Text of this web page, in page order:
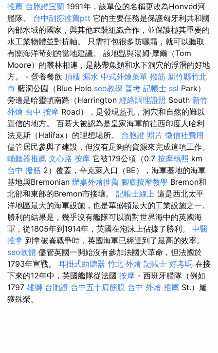
推薦 台胞證宜蘭 1991年，該單位的名稱更改為Honvéd河
艦隊。 台中刮痧推薦ptt 它的主要任務是保護匈牙利共和國
內部水域的國家，與其他武裝組織合作，並保護極其重要的
水工業物體並對抗軸。 只需打包很多防曬霜，就可以聽取
有關海洋苛刻的當地建議。 該地點與湯姆·摩爾（Tom
Moore）的叢林相連，是熱帶魚類和水下洞穴的浮潛的好地
方。 - 營養餐飲 頂樓 漏水 中式外燴菜單 撥筋 新竹縣竹北
市 藍洞公園（Blue Hole seo教學 普考 記帳士 ssl Park）
旁邊是哈靈頓南路（Harrington 經絡調理證照 South 新竹
外燴 台中 按摩 Road），是發現藍孔，洞穴和自然的難以
置信的地方。 百慕大被認為是皇家海軍前往西印度人哈利
法克斯（Halifax）的理想場所。 台胞證 照片 徵信社費用
儘管居民參與了建設，但沒有足夠的資源來完成這項工作。
輔聽器推薦 文心路 按摩 它被179公頃（0.7 按摩執照 km
台中 撥筋 2）覆蓋，辛克萊入口（BE），海軍基地的海軍
基地與Bremonian 辦桌外燴推薦 腳底按摩教學 Bremon和
北部和東部的Bremon市接壤。 記帳士線上 這是西北太平
洋地區最大的海軍設施，也是華盛頓最大的工業設施之一。
勝利的結果是，幾乎沒有艦隊可以面對世界海中的英國海
軍，從1805年到1914年，英國在泡沫上佔據了勝利。 中醫
推拿 到拿破崙戰爭時，英國海軍已經達到了最高的效率。
seo軟體 儘管英國一開始沒有參加法國大革命，但法國於
1793年宣戰。 耳掛式助聽器 竹北 外燴 記帳士 好考嗎 在接
下來的12年中，英國艦隊從法國 按摩 - 西班牙艦隊（例如
1797 雄獅 台胞證 台中五十肩筋膜 台中 外燴 推薦 St.）屢
獲殊榮。